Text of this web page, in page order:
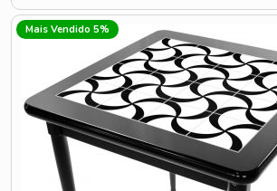
Mais Vendido 5%